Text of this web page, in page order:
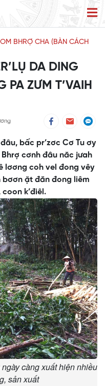
BHRỢ CHA (BÀN CÁCH
DA DING
ZƯM T’VAIH
bấc pr’zơc Cơ Tu ơy
cơnh đâu năc jưah
lơơng coh vel đong vêy
bơơn ặt đăn đong liêm
k’điêl.
càng xuất hiện nhiều
sản xuất